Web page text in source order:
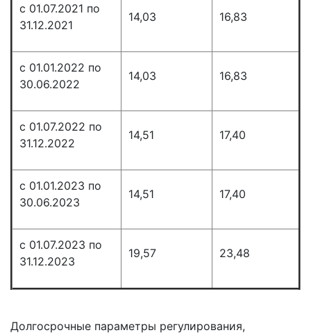
с 01.07.2021 по
31.12.2021
14,03 16,83
с 01.01.2022 по
30.06.2022
14,03 16,83
с 01.07.2022 по
31.12.2022
14,51 17,40
с 01.01.2023 по
30.06.2023
14,51 17,40
с 01.07.2023 по
31.12.2023
19,57 23,48
Долгосрочные параметры регулирования,